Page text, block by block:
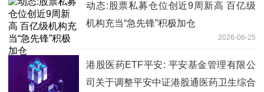
动态:股票私募仓位创近9周新高 百亿级
机构充当“急先锋”积极加仓
2026-06-25
港股医药ETF平安: 平安基金管理有限公
司关于调整平安中证港股通医药卫生综合